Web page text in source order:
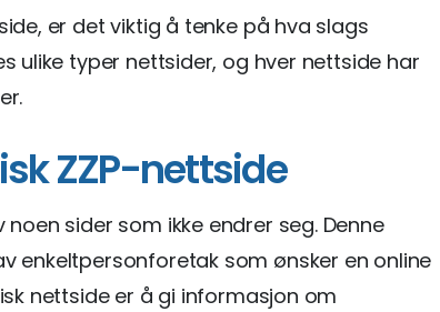
er det viktig å tenke på hva slags
ulike typer nettsider, og hver nettside har
ZZP-nettside
sider som ikke endrer seg. Denne
enkeltpersonforetak som ønsker en online
nettside er å gi informasjon om